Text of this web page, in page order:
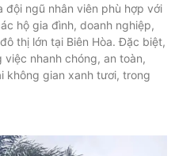
đội ngũ nhân viên phù hợp với
hộ gia đình, doanh nghiệp,
thị lớn tại Biên Hòa. Đặc biệt,
nhanh chóng, an toàn,
không gian xanh tươi, trong